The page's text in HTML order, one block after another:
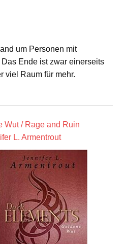
um Personen mit
Ende ist zwar einerseits
viel Raum für mehr.
Wut / Rage and Ruin
L. Armentrout